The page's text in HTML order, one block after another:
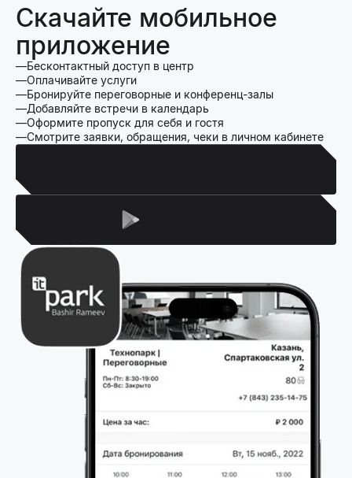
Скачайте мобильное
приложение
Бесконтактный доступ в центр
Оплачивайте услуги
Бронируйте переговорные и конференц-залы
Добавляйте встречи в календарь
Оформите пропуск для себя и гостя
Смотрите заявки, обращения, чеки в личном кабинете